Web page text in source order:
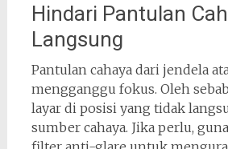
Hindari Pantulan
Langsung
Pantulan cahaya dari jendela
mengganggu fokus. Oleh
layar di posisi yang tidak
sumber cahaya. Jika perlu,